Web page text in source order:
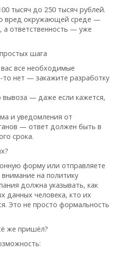
тысяч до 250 тысяч рублей.
вред окружающей среде —
ответственность — уже
шага
все необходимые
то нет — закажите разработку
вывоза — даже если кажется,
и уведомления от
— ответ должен быть в
срока.
форму или отправляете
на политику
должна указывать, как
данных человека, кто их
Это не просто формальность
же пришёл?